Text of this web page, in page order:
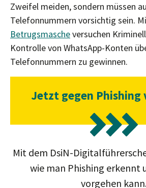
Zweifel meiden, sondern müssen
Telefonnummern vorsichtig sein.
Betrugsmascheversuchen
Kontrolle von WhatsApp-Konten
Telefonnummern zu gewinnen.
Jetzt gegen Phishing
Mit dem DsiN-
wie man Phishing erkennt
vorgehen